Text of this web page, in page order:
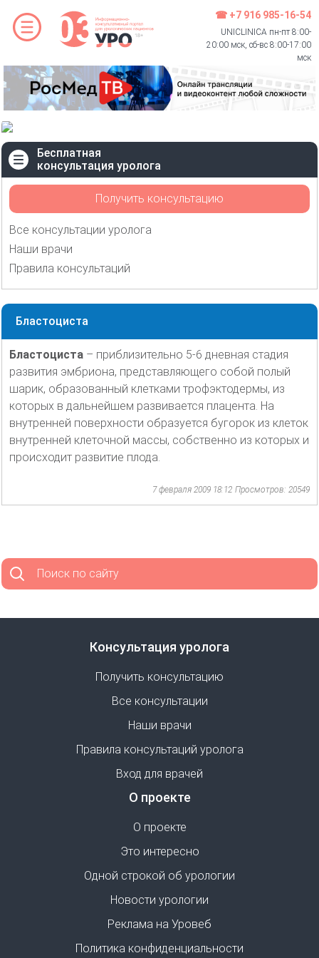
☎ +7 916 985-16-54
UNICLINICA пн-пт 8:00-
20:00 мск, сб-вс 8:00-17:00
мск
Бесплатная
консультация уролога
Получить консультацию
Все консультации уролога
Наши врачи
Правила консультаций
Бластоциста
Бластоциста – приблизительно 5-6 дневная стадия
развития эмбриона, представляющего собой полый
шарик, образованный клетками трофэктодермы, из
которых в дальнейшем развивается плацента. На
внутренней поверхности образуется бугорок из клеток
внутренней клеточной массы, собственно из которых и
происходит развитие плода.
7 февраля 2009 18:12 Просмотров: 20549
Поиск по сайту
Консультация уролога
Получить консультацию
Все консультации
Наши врачи
Правила консультаций уролога
Вход для врачей
О проекте
О проекте
Это интересно
Одной строкой об урологии
Новости урологии
Реклама на Уровеб
Политика конфиденциальности